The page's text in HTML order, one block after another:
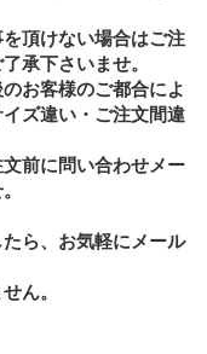
頂けない場合はご注
承下さいませ。
お客様のご都合によ
ズ違い・ご注文間違
前に問い合わせメー
ら、お気軽にメール
ん。